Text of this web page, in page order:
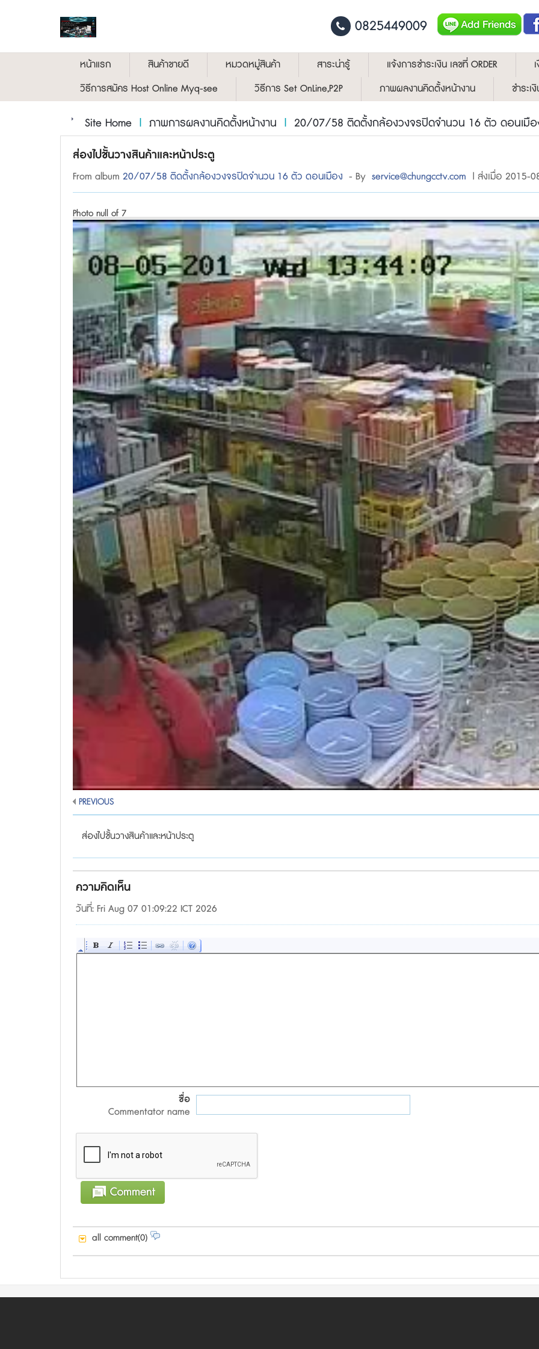
0825449009
หน้าแรก สินค้าขายดี หมวดหมู่สินค้า สาระน่ารู้ แจ้งการชำระเงิน เลขที่ ORDER
วิธีการสมัคร Host Online Myq-see
วิธีการ Set OnLine,P2P ภาพผลงานคิดตั้งหน้างาน ชำระเ
Site Home | ภาพการผลงานคิดตั้งหน้างาน | 20/07/58 ติดตั้งกล้องวงจรปิดจำนวน 16 ตัว ดอนเมื
ส่องไปชั้นวางสินค้าและหน้าประตู
From album 20/07/58 ติดตั้งกล้องวงจรปิดจำนวน 16 ตัว ดอนเมือง - By service@chungcctv.com | ส่งเมื่อ 2015-
Photo null of 7
PREVIOUS
ส่องไปชั้นวางสินค้าและหน้าประตู
ความคิดเห็น
วันที่: Fri Aug 07 01:09:22 ICT 2026
ชื่อ
Commentator name
all comment(0)